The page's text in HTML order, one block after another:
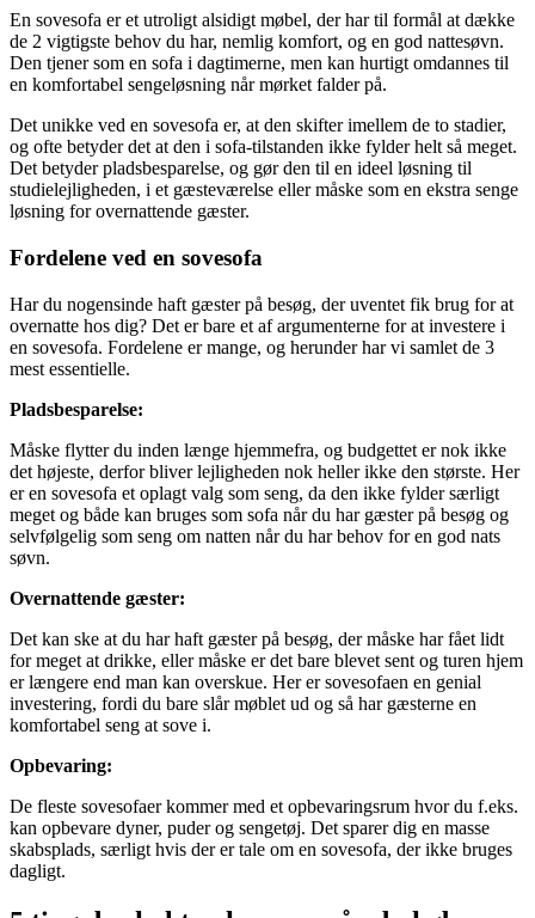
En sovesofa er et utroligt alsidigt møbel, der har til formål at dække
de 2 vigtigste behov du har, nemlig komfort, og en god nattesøvn.
Den tjener som en sofa i dagtimerne, men kan hurtigt omdannes til
en komfortabel sengeløsning når mørket falder på.
Det unikke ved en sovesofa er, at den skifter imellem de to stadier,
og ofte betyder det at den i sofa-tilstanden ikke fylder helt så meget.
Det betyder pladsbesparelse, og gør den til en ideel løsning til
studielejligheden, i et gæsteværelse eller måske som en ekstra senge
løsning for overnattende gæster.
Fordelene ved en sovesofa
Har du nogensinde haft gæster på besøg, der uventet fik brug for at
overnatte hos dig? Det er bare et af argumenterne for at investere i
en sovesofa. Fordelene er mange, og herunder har vi samlet de 3
mest essentielle.
Pladsbesparelse:
Måske flytter du inden længe hjemmefra, og budgettet er nok ikke
det højeste, derfor bliver lejligheden nok heller ikke den største. Her
er en sovesofa et oplagt valg som seng, da den ikke fylder særligt
meget og både kan bruges som sofa når du har gæster på besøg og
selvfølgelig som seng om natten når du har behov for en god nats
søvn.
Overnattende gæster:
Det kan ske at du har haft gæster på besøg, der måske har fået lidt
for meget at drikke, eller måske er det bare blevet sent og turen hjem
er længere end man kan overskue. Her er sovesofaen en genial
investering, fordi du bare slår møblet ud og så har gæsterne en
komfortabel seng at sove i.
Opbevaring:
De fleste sovesofaer kommer med et opbevaringsrum hvor du f.eks.
kan opbevare dyner, puder og sengetøj. Det sparer dig en masse
skabsplads, særligt hvis der er tale om en sovesofa, der ikke bruges
dagligt.